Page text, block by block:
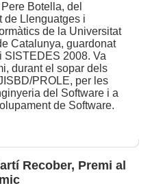
Botella, del
de Llenguatges i
de la Universitat
Catalunya, guardonat
SISTEDES 2008. Va
durant el sopar dels
PROLE, per les
del Software i a
de Software.
Recober, Premi al